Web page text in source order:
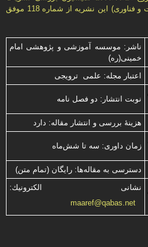
علمى كشور (وزارت علوم، تحقیقات و فناورى) این نشریه از شماره 118 موفق
ناشر: موسسه آموزشی و پژوهشی امام
خمینی(ره)
اعتبار مجله: علمی ترویجی
نوبت انتشار: دو فصل نامه
هزینۀ بررسی و انتشار مقاله: دارد
زمان داوری: سه تا شش‌ماه
دسترسی به مقاله‌ها: رایگان (تمام متن)
نشانی الكترونیك:
maaref@qabas.net